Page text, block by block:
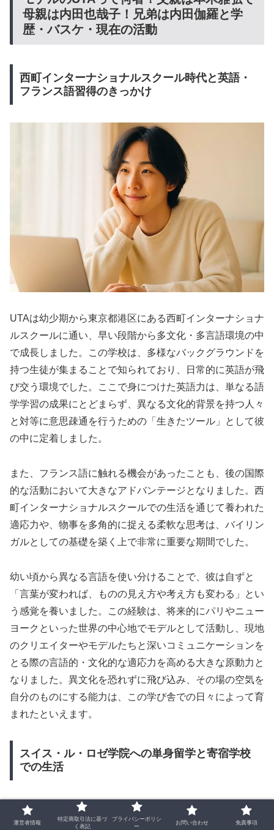
母親は内田也哉子！兄弟は内田伽羅と学
歴・バスケ・現在の活動
西町インターナショナルスクール時代と英語・
フランス語習得のきっかけ
UTAは幼少期から東京都港区にある西町インターナショナ
ルスクールに通い、早い段階から多文化・多言語環境の中
で成長しました。この学校は、多様なバックグラウンドを
持つ生徒が集まることで知られており、日常的に英語が飛
び交う環境でした。ここで身につけた英語力は、単なる語
学学習の成果にとどまらず、異なる文化的背景を持つ人々
と対等に意思疎通を行うための「生きたツール」として彼
の中に定着しました。
また、フランス語に触れる機会があったことも、後の国際
的な活動において大きなアドバンテージとなりました。西
町インターナショナルスクールでの生活を通じて養われた
適応力や、物事を多角的に捉える柔軟な思考は、バイリン
ガルとしての基礎を築く上で非常に重要な期間でした。
幼い頃から異なる言語を使い分けることで、彼は自ずと
「言葉が変われば、ものの見え方や考え方も変わる」とい
う感覚を養いました。この経験は、将来的にパリやニュー
ヨークといった世界の中心地でモデルとして活動し、現地
のクリエイターやモデルたちと深いコミュニケーションを
とる際の言語的・文化的な適応力を高める大きな原動力と
なりました。異文化を恐れずに飛び込み、その場の空気を
自分のものにする能力は、この学び舎での日々によって育
まれたといえます。
スイス・ル・ロゼ学院への単身留学と寄宿学校
での生活
中学時代、UTAはスイスにある名門寄宿学校「ル・ロゼ学
院」へ単身で留学しました。世界中から各界の著名人の子
運営者情報
特定商取引法に基づ
く表記
プライバシーポリシ
ー
お問い合わせ 免責事項